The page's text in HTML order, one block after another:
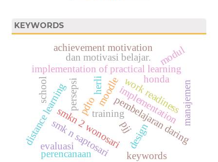
KEYWORDS
moodle
training
pdto
smkn 2 wonosari
implementation of practical learning
work readiness
pembelajaran daring
distance learningsmk n saptosari
dan motivasi belajar.
persepsi honda
achievement motivation
design
perencanaan keywords
modul
herli
pjj
implementation
school
evaluasi
manajemen